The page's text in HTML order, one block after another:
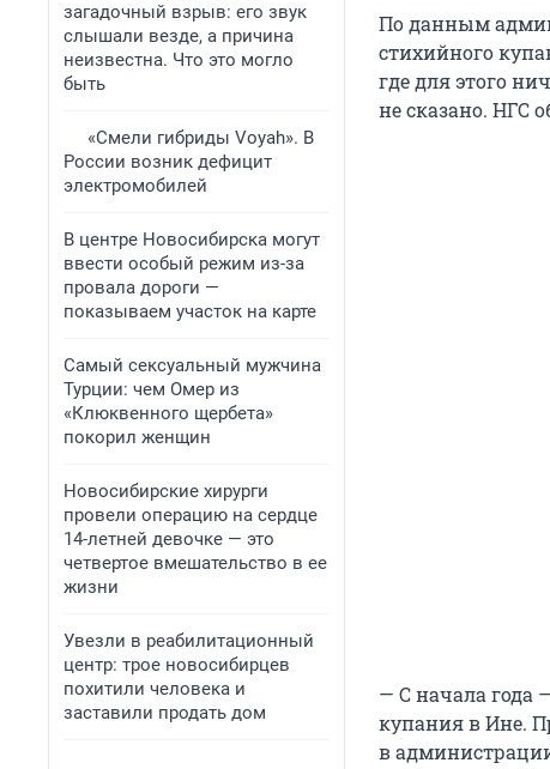
загадочный взрыв: его звук
слышали везде, а причина
неизвестна. Что это могло
быть
«Смели гибриды Voyah». В
России возник дефицит
электромобилей
В центре Новосибирска могут
ввести особый режим из-за
провала дороги —
показываем участок на карте
Самый сексуальный мужчина
Турции: чем Омер из
«Клюквенного щербета»
покорил женщин
Новосибирские хирурги
провели операцию на сердце
14-летней девочке — это
четвертое вмешательство в ее
жизни
Увезли в реабилитационный
центр: трое новосибирцев
похитили человека и
заставили продать дом
По данным
стихийного
где для этого
не сказано. НГС
— С начала года
купания в Ине.
в